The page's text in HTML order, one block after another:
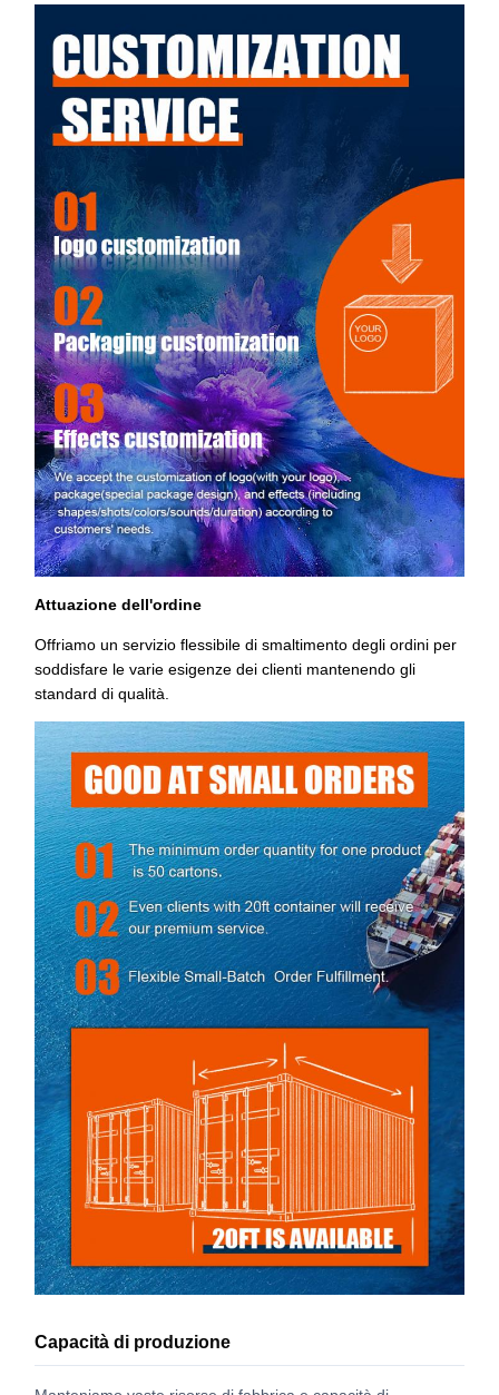
Attuazione dell'ordine
Offriamo un servizio flessibile di smaltimento degli ordini per
soddisfare le varie esigenze dei clienti mantenendo gli
standard di qualità.
Capacità di produzione